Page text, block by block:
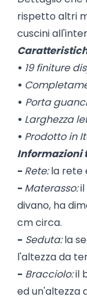
rispetto altri
cuscini
• 19 finiture
•
• Porta
• Larghezza
• Prodotto in
Informazioni
- Rete:la rete
- Materasso:il
divano, ha
cm circa.
- Seduta:la
l'altezza da
- Bracciolo:il
ed un'altezza